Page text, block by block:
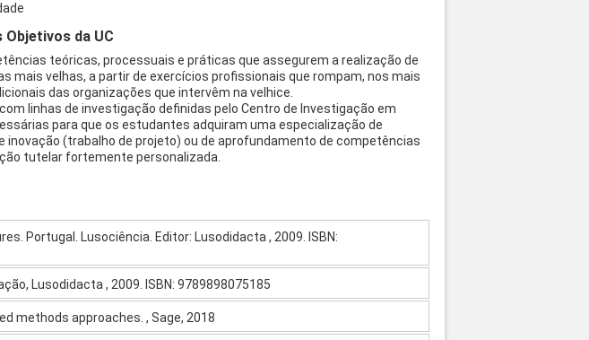
da UC
teóricas, processuais e práticas que assegurem a realização de
mais velhas, a partir de exercícios profissionais que rompam, nos mais
das organizações que intervêm na velhice.
linhas de investigação definidas pelo Centro de Investigação em
para que os estudantes adquiram uma especialização de
(trabalho de projeto) ou de aprofundamento de competências
tutelar fortemente personalizada.
Portugal. Lusociência. Editor: Lusodidacta , 2009. ISBN:
Lusodidacta , 2009. ISBN: 9789898075185
methods approaches. , Sage, 2018